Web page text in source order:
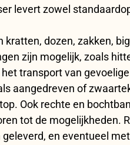
levert zowel
dozen, zakken,
zijn mogelijk, zoals
transport van
aangedreven of
Ook rechte en
tot de mogelijkheden.
en eventueel